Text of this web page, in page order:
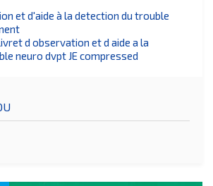
et d'aide à la detection du trouble
d observation et d aide a la
neuro dvpt JE compressed